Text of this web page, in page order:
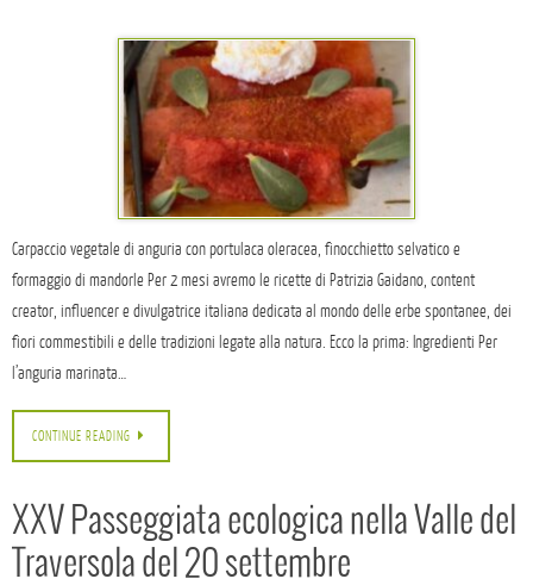
Carpaccio vegetale di anguria con portulaca oleracea, finocchietto selvatico e
formaggio di mandorle Per 2 mesi avremo le ricette di Patrizia Gaidano, content
creator, influencer e divulgatrice italiana dedicata al mondo delle erbe spontanee, dei
fiori commestibili e delle tradizioni legate alla natura. Ecco la prima: Ingredienti Per
l’anguria marinata…
CONTINUE READING
XXV Passeggiata ecologica nella Valle del
Traversola del 20 settembre